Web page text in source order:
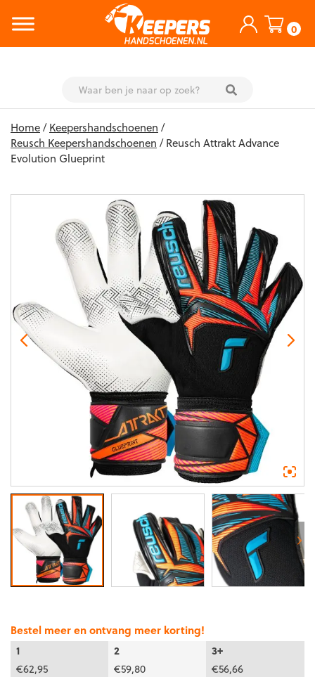
0
content
Home/Keepershandschoenen /
Reusch Keepershandschoenen / Reusch Attrakt Advance
Evolution Glueprint
Bestel meer en ontvang meer korting!
1
2
3+
€62,95 €59,80 €56,66